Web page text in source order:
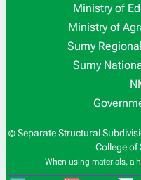
Ministry of
Ministry of
Sumy
Sumy
© Separate Structural
College of
When using materials, a